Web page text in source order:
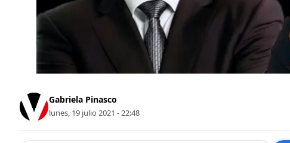
Gabriela Pinasco
lunes, 19 julio 2021 - 22:48